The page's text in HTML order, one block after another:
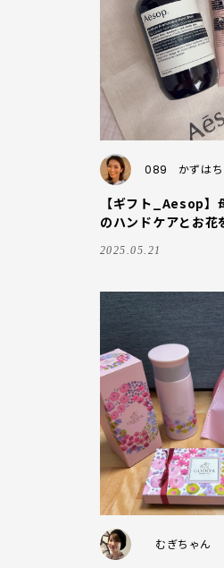
089 かずはち
【ギフト_Aesop】
のハンドケアとお花
2025.05.21
むぎちゃん